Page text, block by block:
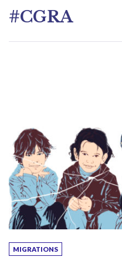
#CGRA
MIGRATIONS